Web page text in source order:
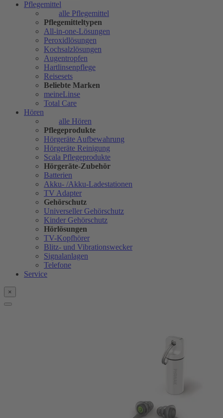
Pflegemittel
alle Pflegemittel
Pflegemitteltypen
All-in-one-Lösungen
Peroxidlösungen
Kochsalzlösungen
Augentropfen
Hartlinsenpflege
Reisesets
Beliebte Marken
meineLinse
Total Care
Hören
alle Hören
Pflegeprodukte
Hörgeräte Aufbewahrung
Hörgeräte Reinigung
Scala Pflegeprodukte
Hörgeräte-Zubehör
Batterien
Akku- /Akku-Ladestationen
TV Adapter
Gehörschutz
Universeller Gehörschutz
Kinder Gehörschutz
Hörlösungen
TV-Kopfhörer
Blitz- und Vibrationswecker
Signalanlagen
Telefone
Service
×